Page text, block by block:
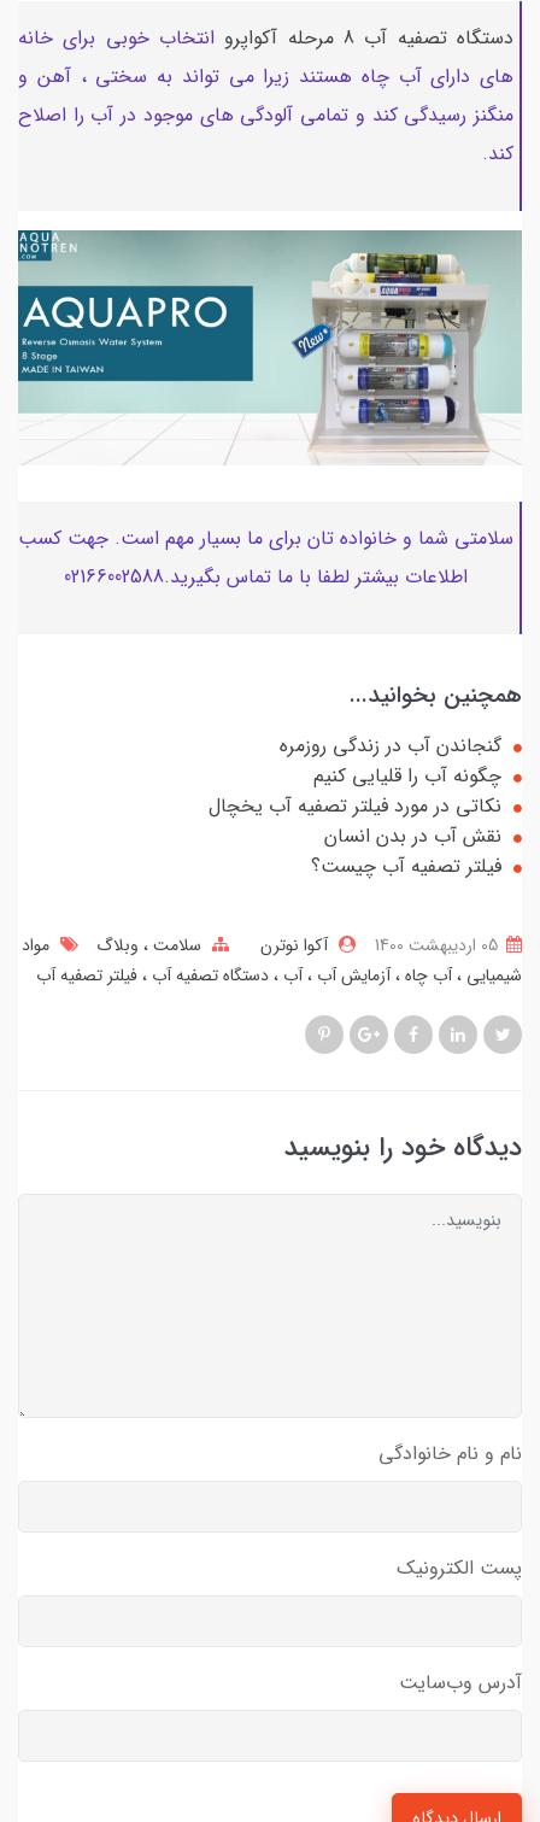
دستگاه تصفیه آب 8 مرحله آکواپرو
انتخاب خوبی برای خانه
های دارای آب چاه هستند زیرا می تواند به سختی ، آهن و
منگنز رسیدگی کند و تمامی آلودگی های موجود در آب را اصلاح
کند.
سلامتی شما و خانواده تان برای ما بسیار مهم است. جهت کسب
اطلاعات بیشتر لطفا با ما تماس بگیرید.02166002588
همچنین بخوانید...
گنجاندن آب در زندگی روزمره
چگونه آب را قلیایی کنیم
نکاتی در مورد فیلتر تصفیه آب یخچال
نقش آب در بدن انسان
فیلتر تصفیه آب چیست؟
آکوا نوترن سلامت وبلاگ
مواد
شیمیایی آب چاه آزمایش آب آب دستگاه تصفیه آب فیلتر تصفیه آب
دیدگاه خود را بنویسید
نام و نام خانوادگی
پست الکترونیک
آدرس وب‌سایت